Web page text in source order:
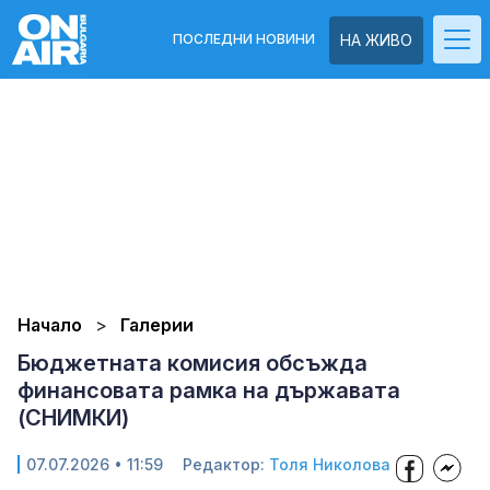
НА ЖИВО
ПОСЛЕДНИ НОВИНИ
Начало Галерии
Бюджетната комисия обсъжда
финансовата рамка на държавата
(СНИМКИ)
07.07.2026 • 11:59 Редактор: Толя Николова